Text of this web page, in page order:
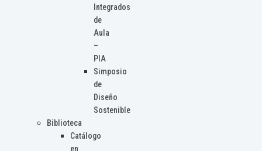
Integrados
de
Aula
–
PIA
Simposio
de
Diseño
Sostenible
Biblioteca
Catálogo
en